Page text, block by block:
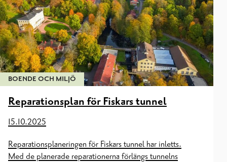
BOENDE OCH MILJÖ
Reparationsplan för Fiskars tunnel
15.10.2025
Reparationsplaneringen för Fiskars tunnel har inletts.
Med de planerade reparationerna förlängs tunnelns